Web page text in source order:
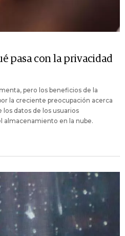
pasa con la privacidad
pero los beneficios de la
la creciente preocupación acerca
los datos de los usuarios
almacenamiento en la nube.